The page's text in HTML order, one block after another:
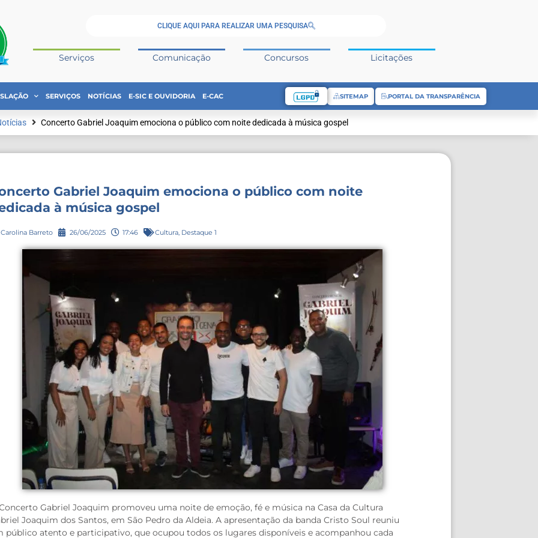
CLIQUE AQUI PARA REALIZAR UMA PESQUISA
Serviços Comunicação Concursos Licitações
SERVIÇOS NOTÍCIAS E-SIC E OUVIDORIA E-CAC SITEMAP PORTAL DA TRANSPARÊNCIA
Concerto Gabriel Joaquim emociona o público com noite dedicada à música gospel
Gabriel Joaquim emociona o público com noite
à música gospel
Carolina Barreto 26/06/2025 17:46 Cultura, Destaque 1
Gabriel Joaquim promoveu uma noite de emoção, fé e música na Casa da Cultura
Joaquim dos Santos, em São Pedro da Aldeia. A apresentação da banda Cristo Soul reuniu
público atento e participativo, que ocupou todos os lugares disponíveis e acompanhou cada